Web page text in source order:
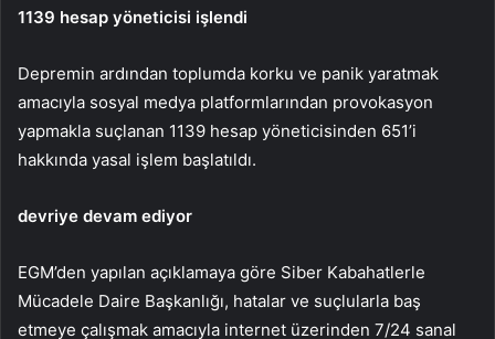
1139 hesap yöneticisi işlendi
Depremin ardından toplumda korku ve panik yaratmak
amacıyla sosyal medya platformlarından provokasyon
yapmakla suçlanan 1139 hesap yöneticisinden 651’i
hakkında yasal işlem başlatıldı.
devriye devam ediyor
EGM’den yapılan açıklamaya göre Siber Kabahatlerle
Mücadele Daire Başkanlığı, hatalar ve suçlularla baş
etmeye çalışmak amacıyla internet üzerinden 7/24 sanal